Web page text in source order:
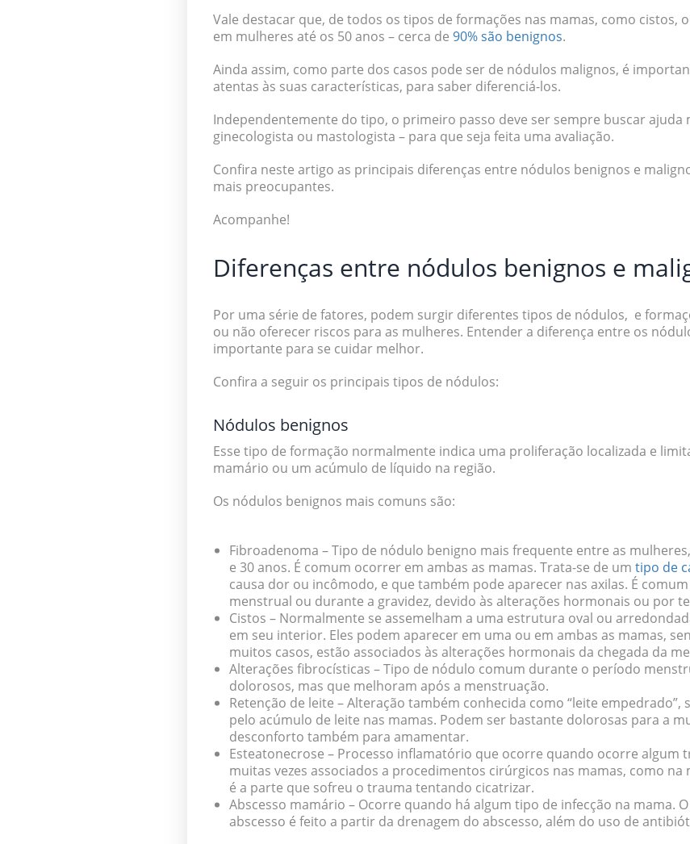
Vale destacar que, de todos os tipos de formações nas mamas, como cistos,
em mulheres até os 50 anos – cerca de 90% são benignos.
Ainda assim, como parte dos casos pode ser de nódulos malignos, é
atentas às suas características, para saber diferenciá-los.
Independentemente do tipo, o primeiro passo deve ser sempre buscar ajuda
ginecologista ou mastologista – para que seja feita uma avaliação.
Confira neste artigo as principais diferenças entre nódulos benignos e
mais preocupantes.
Acompanhe!
Diferenças entre nódulos benignos e
Por uma série de fatores, podem surgir diferentes tipos de nódulos, e
ou não oferecer riscos para as mulheres. Entender a diferença entre os
importante para se cuidar melhor.
Confira a seguir os principais tipos de nódulos:
Nódulos benignos
Esse tipo de formação normalmente indica uma proliferação localizada e
mamário ou um acúmulo de líquido na região.
Os nódulos benignos mais comuns são:
Fibroadenoma – Tipo de nódulo benigno mais frequente entre as
e 30 anos. É comum ocorrer em ambas as mamas. Trata-se de um tipo de
causa dor ou incômodo, e que também pode aparecer nas axilas. É
menstrual ou durante a gravidez, devido às alterações hormonais ou por
Cistos – Normalmente se assemelham a uma estrutura oval ou
em seu interior. Eles podem aparecer em uma ou em ambas as mamas,
muitos casos, estão associados às alterações hormonais da chegada da
Alterações fibrocísticas – Tipo de nódulo comum durante o período
dolorosos, mas que melhoram após a menstruação.
Retenção de leite – Alteração também conhecida como “leite empedrado”,
pelo acúmulo de leite nas mamas. Podem ser bastante dolorosas para a
desconforto também para amamentar.
Esteatonecrose – Processo inflamatório que ocorre quando ocorre algum
muitas vezes associados a procedimentos cirúrgicos nas mamas, como na
é a parte que sofreu o trauma tentando cicatrizar.
Abscesso mamário – Ocorre quando há algum tipo de infecção na mama.
abscesso é feito a partir da drenagem do abscesso, além do uso de